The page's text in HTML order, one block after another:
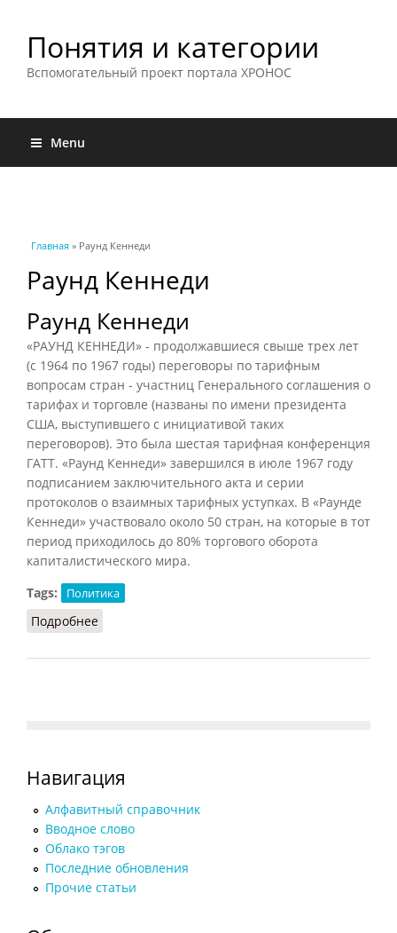
Понятия и категории
Вспомогательный проект портала ХРОНОС
Menu
Вы здесь
Главная » Раунд Кеннеди
Раунд Кеннеди
Раунд Кеннеди
«РАУНД КЕННЕДИ» - продолжавшиеся свыше трех лет
(с 1964 по 1967 годы) переговоры по тарифным
вопросам стран - участниц Генерального соглашения о
тарифах и торговле (названы по имени президента
США, выступившего с инициативой таких
переговоров). Это была шестая тарифная конференция
ГАТТ. «Раунд Кеннеди» завершился в июле 1967 году
подписанием заключительного акта и серии
протоколов о взаимных тарифных уступках. В «Раунде
Кеннеди» участвовало около 50 стран, на которые в тот
период приходилось до 80% торгового оборота
капиталистического мира.
Tags:
Политика
Подробнее
Навигация
Алфавитный справочник
Вводное слово
Облако тэгов
Последние обновления
Прочие статьи